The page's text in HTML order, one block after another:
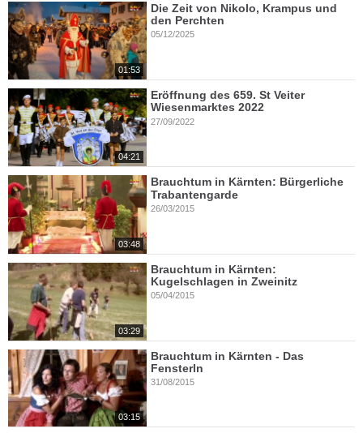
01:53
Die Zeit von Nikolo, Krampus und
den Perchten
05/12/2025
04:21
Eröffnung des 659. St Veiter
Wiesenmarktes 2022
27/09/2022
03:48
Brauchtum in Kärnten: Bürgerliche
Trabantengarde
26/03/2015
03:29
Brauchtum in Kärnten:
Kugelschlagen in Zweinitz
05/04/2015
03:15
Brauchtum in Kärnten - Das
Fensterln
31/08/2015